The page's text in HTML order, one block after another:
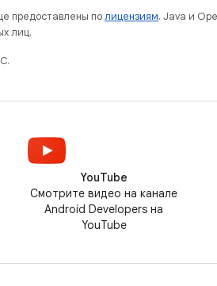
предоставлены полицензиям. Java и
лиц.
YouTube
Смотрите видео на канале
Android Developers на
YouTube